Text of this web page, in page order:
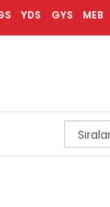
MEB
GYS
YDS